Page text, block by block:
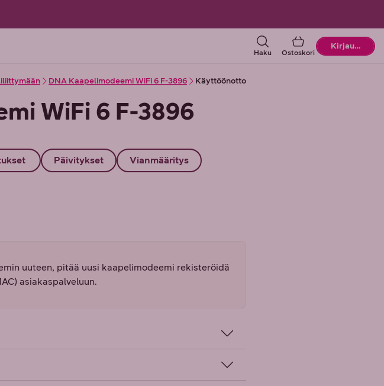
Haku Ostoskori
Ostoskori
Kirjaudu
DNA Kaapelimodeemi WiFi 6 F-3896 Käyttöönotto
WiFi 6 F-3896
Päivitykset Vianmääritys
uuteen, pitää uusi kaapelimodeemi rekisteröidä
asiakaspalveluun.